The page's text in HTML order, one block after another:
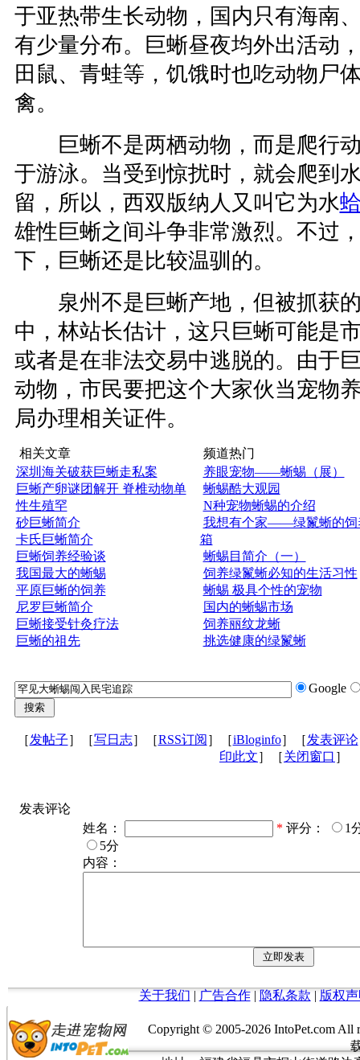
于亚热带生长动物，国内只有海南
有少量分布。巨蜥昼夜均外出活动
田鼠、青蛙等，饥饿时也吃动物尸
禽。
巨蜥不是两栖动物，而是爬行动
于游泳。当受到惊扰时，就会爬到
留，所以，西双版纳人又叫它为水
雄性巨蜥之间斗争非常激烈。不过
下，巨蜥还是比较温驯的。
泉州不是巨蜥产地，但被抓获的
中，林站长估计，这只巨蜥可能是
或者是在非法交易中逃脱的。由于
动物，市民要把这个大家伙当宠物
局办理相关证件。
相关文章
深圳海关破获巨蜥走私案
巨蜥产卵谜团解开 脊椎动物单
性生殖罕
砂巨蜥简介
卡氏巨蜥简介
巨蜥饲养经验谈
我国最大的蜥蜴
平原巨蜥的饲养
尼罗巨蜥简介
巨蜥接受针灸疗法
巨蜥的祖先
频道热门
养眼宠物——蜥蜴（展）
蜥蜴酷大观园
N种宠物蜥蜴的介绍
我想有个家——绿鬣蜥的饲
箱
蜥蜴目简介（一）
饲养绿鬣蜥必知的生活习性
蜥蜴 极具个性的宠物
国内的蜥蜴市场
饲养丽纹龙蜥
挑选健康的绿鬣蜥
Google
［发帖子］［写日志］［RSS订阅 ］［iBloginfo］［发表评论
印此文］［关闭窗口 ］
发表评论
姓名：
* 评分：
1
5分
内容：
关于我们 | 广告合作| 隐私条款 | 版权
Copyright © 2005-2026 IntoPet.com